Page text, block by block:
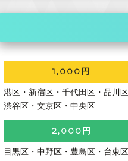
1,000円
港区・新宿区・千代田区・品川区
渋谷区・文京区・中央区
2,000円
目黒区・中野区・豊島区・台東区